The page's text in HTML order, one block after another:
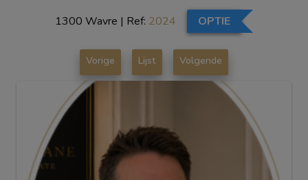
1300 Wavre | Ref: 2024 OPTIE
Vorige Lijst Volgende